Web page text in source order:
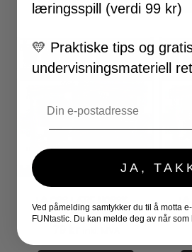
LA OSS LÆRE NORSK –
KLESPLAGG
læringsspill (verdi 99 kr)
💛 Praktiske tips og
undervisningsmateriell
JA,
Ved påmelding samtykker du til å motta
FUNtastic. Du kan melde deg av når som